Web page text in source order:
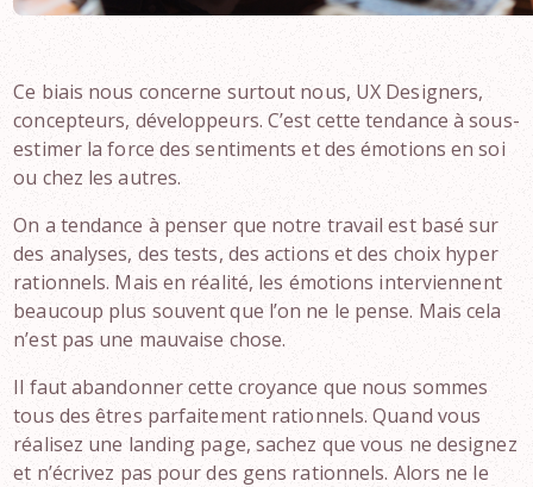
Ce biais nous concerne surtout nous, UX Designers,
concepteurs, développeurs. C’est cette tendance à sous-
estimer la force des sentiments et des émotions en soi
ou chez les autres.
On a tendance à penser que notre travail est basé sur
des analyses, des tests, des actions et des choix hyper
rationnels. Mais en réalité, les émotions interviennent
beaucoup plus souvent que l’on ne le pense. Mais cela
n’est pas une mauvaise chose.
Il faut abandonner cette croyance que nous sommes
tous des êtres parfaitement rationnels. Quand vous
réalisez une landing page, sachez que vous ne designez
et n’écrivez pas pour des gens rationnels. Alors ne le